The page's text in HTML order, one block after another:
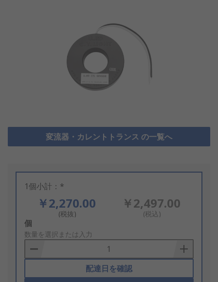
変流器・カレントトランス の一覧へ
1個小計：*
￥2,270.00
(税抜)
￥2,497.00
(税込)
Add
to
Basket
個
数量を選択または入力
配達日を確認